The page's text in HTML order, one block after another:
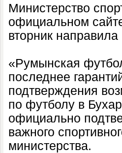
Министерство
официальном
вторник
«Румынская
последнее
подтверждения
по футболу в
официально
важного
министерства.